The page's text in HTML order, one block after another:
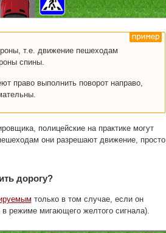
т.е. движение пешеходам
спины.
право выполнить поворот направо,
полицейские на практике могут
они разрешают движение, просто
дорогу?
только в том случае, если он
режиме мигающего желтого сигнала).